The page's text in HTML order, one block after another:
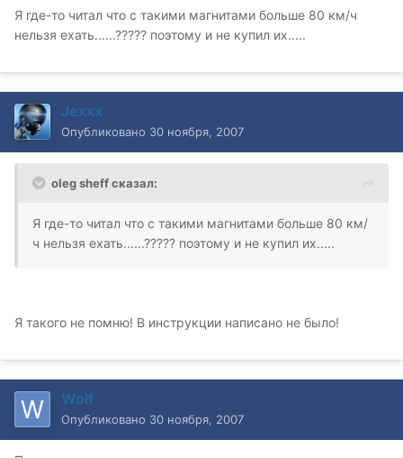
Я где-то читал что с такими магнитами больше 80 км/ч
нельзя ехать......????? поэтому и не купил их.....
Jexxx
Опубликовано 30 ноября, 2007
oleg sheff сказал:
Я где-то читал что с такими магнитами больше 80 км/
ч нельзя ехать......????? поэтому и не купил их.....
Я такого не помню! В инструкции написано не было!
Wolf
Опубликовано 30 ноября, 2007